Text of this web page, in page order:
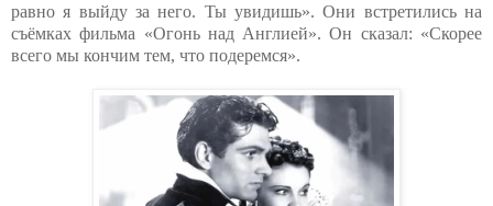
равно я выйду за него. Ты увидишь». Они встретились на
съёмках фильма «Огонь над Англией». Он сказал: «Скорее
всего мы кончим тем, что подеремся».